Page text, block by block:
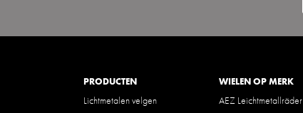
PRODUCTEN
Lichtmetalen velgen
WIELEN OP MERK
AEZ Leichtmetallräder